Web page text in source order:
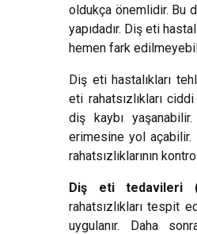
oldukça önemlidir. Bu
yapıdadır. Diş eti
hemen fark
Diş eti hastalıkları
eti rahatsızlıkları
diş kaybı
erimesine yol açabilir.
rahatsızlıklarının
Diş eti tedavileri
rahatsızlıkları tespit
uygulanır. Daha